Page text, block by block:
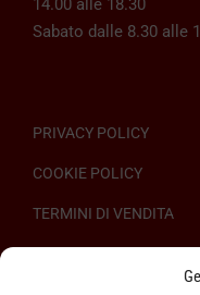
Sabato dalle 8.30 alle
PRIVACY POLICY
COOKIE POLICY
TERMINI DI VENDITA
REGOLAMENTO